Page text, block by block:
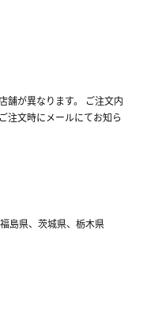
舗が異なります。 ご注文内
注文時にメールにてお知ら
島県、茨城県、栃木県